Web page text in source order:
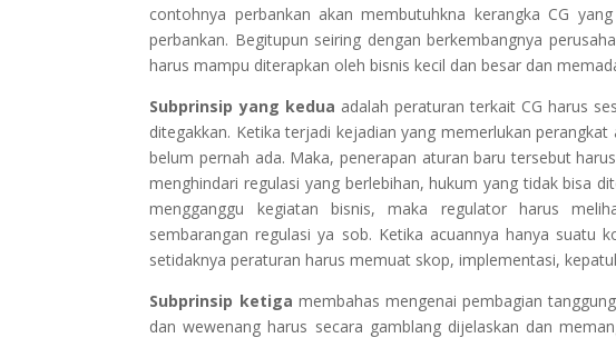
contohnya perbankan akan membutuhkna kerangka CG
perbankan. Begitupun seiring dengan berkembangnya
harus mampu diterapkan oleh bisnis kecil dan besar dan
Subprinsip yang kedua adalah peraturan terkait CG harus
ditegakkan. Ketika terjadi kejadian yang memerlukan
belum pernah ada. Maka, penerapan aturan baru tersebut
menghindari regulasi yang berlebihan, hukum yang tidak bisa
mengganggu kegiatan bisnis, maka regulator harus
sembarangan regulasi ya sob. Ketika acuannya hanya suatu
setidaknya peraturan harus memuat skop, implementasi,
Subprinsip ketiga membahas mengenai pembagian
dan wewenang harus secara gamblang dijelaskan dan